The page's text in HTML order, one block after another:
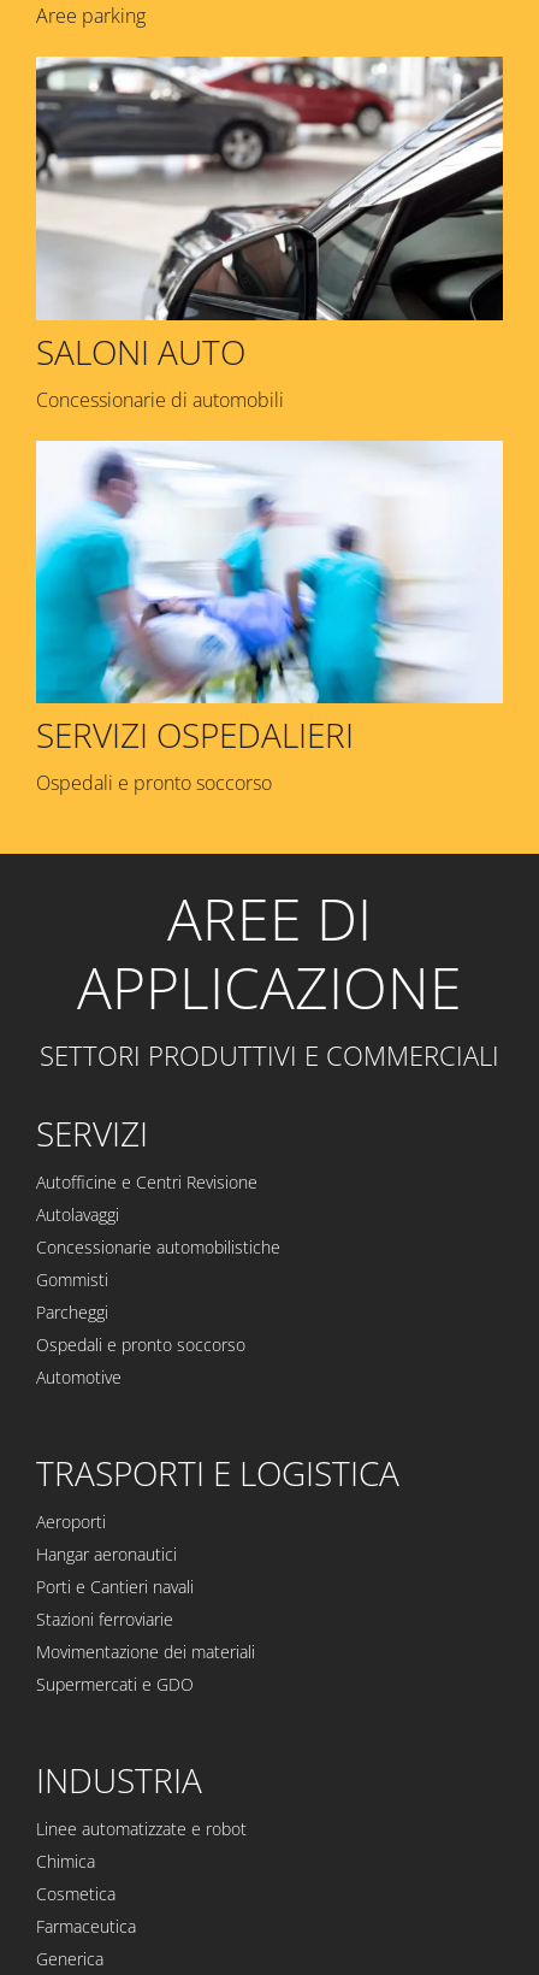
Aree parking
SALONI AUTO
Concessionarie di automobili
SERVIZI OSPEDALIERI
Ospedali e pronto soccorso
AREE DI
APPLICAZIONE
SETTORI PRODUTTIVI E COMMERCIALI
SERVIZI
Autofficine e Centri Revisione
Autolavaggi
Concessionarie automobilistiche
Gommisti
Parcheggi
Ospedali e pronto soccorso
Automotive
TRASPORTI E LOGISTICA
Aeroporti
Hangar aeronautici
Porti e Cantieri navali
Stazioni ferroviarie
Movimentazione dei materiali
Supermercati e GDO
INDUSTRIA
Linee automatizzate e robot
Chimica
Cosmetica
Farmaceutica
Generica